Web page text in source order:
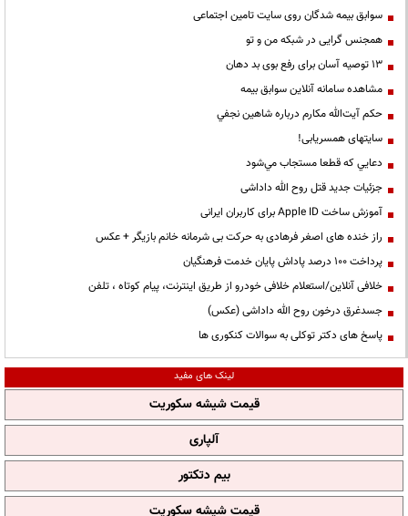
سوابق بیمه شدگان روی سایت تامین اجتماعی
همجنس گرایی در شبکه من و تو
13 توصیه آسان برای رفع بوی بد دهان
مشاهده سامانه آنلاين سوابق بیمه
حكم آيت‌الله مكارم درباره شاهين نجفي
سایتهای همسریابی!
دعايي كه قطعا مستجاب مي‌شود
جزئیات جدید قتل روح الله داداشی
آموزش ساخت Apple ID برای کاربران ایرانی
راز خنده های اصغر فرهادی به حرکت بی شرمانه خانم بازیگر + عکس
پرداخت ۱۰۰ درصد پاداش پایان خدمت فرهنگیان
خلافی آنلاین/استعلام خلافی خودرو از طریق اینترنت، پیام کوتاه ، تلفن
جسدغرق درخون روح الله داداشی (عکس)
پاسخ های دکتر توکلی به سوالات کنکوری ها
لینک های مفید
قیمت شیشه سکوریت
آلپاری
بیم دتکتور
قیمت شیشه سکوریت